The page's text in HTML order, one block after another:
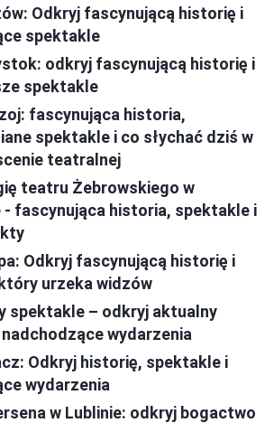
Odkryj fascynującą historię i
spektakle
odkryj fascynującą historię i
spektakle
fascynująca historia,
spektakle i co słychać dziś w
teatralnej
teatru Żebrowskiego w
- fascynująca historia, spektakle i
Odkryj fascynującą historię i
urzeka widzów
spektakle – odkryj aktualny
wydarzenia
Odkryj historię, spektakle i
wydarzenia
w Lublinie: odkryj bogactwo